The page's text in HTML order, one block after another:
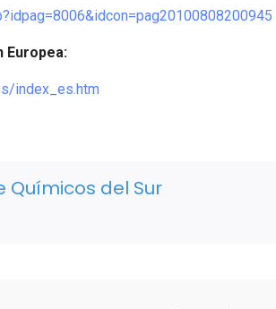
Europea:
index_es.htm
Químicos del Sur